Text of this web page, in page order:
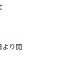
より開